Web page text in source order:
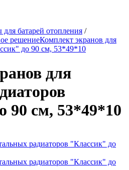
батарей отопления /
решениеКомплект экранов для
до 90 см, 53*49*10
для
90 см, 53*49*10